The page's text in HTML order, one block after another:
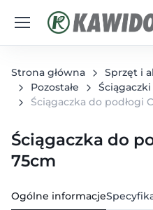
Strona główna
Sprzęt i
Pozostałe
Ściągaczki
Ściągaczka do podłogi
Ściągaczka do
75cm
Ogólne informacje